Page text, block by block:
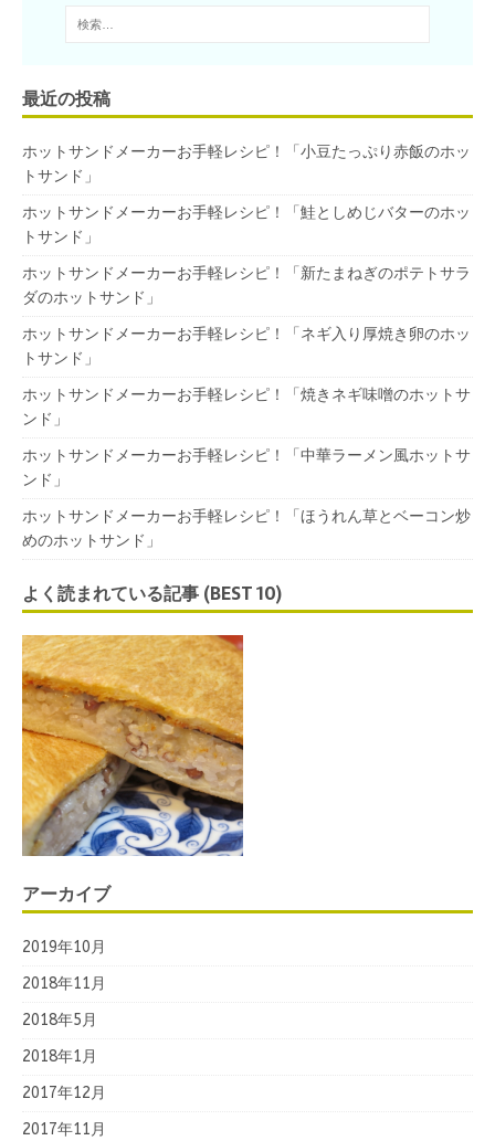
最近の投稿
ホットサンドメーカーお手軽レシピ！「小豆たっぷり赤飯のホッ
トサンド」
ホットサンドメーカーお手軽レシピ！「鮭としめじバターのホッ
トサンド」
ホットサンドメーカーお手軽レシピ！「新たまねぎのポテトサラ
ダのホットサンド」
ホットサンドメーカーお手軽レシピ！「ネギ入り厚焼き卵のホッ
トサンド」
ホットサンドメーカーお手軽レシピ！「焼きネギ味噌のホットサ
ンド」
ホットサンドメーカーお手軽レシピ！「中華ラーメン風ホットサ
ンド」
ホットサンドメーカーお手軽レシピ！「ほうれん草とベーコン炒
めのホットサンド」
よく読まれている記事 (BEST 10)
アーカイブ
2019年10月
2018年11月
2018年5月
2018年1月
2017年12月
2017年11月